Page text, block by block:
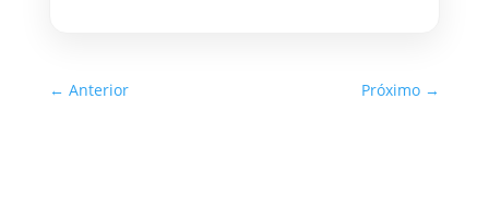
← Anterior Próximo →